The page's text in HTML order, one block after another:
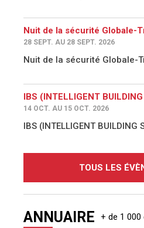
Nuit de la sécurité Globale-
28 SEPT. AU 28 SEPT. 2026
Nuit de la sécurité Globale-
IBS (INTELLIGENT
14 OCT. AU 15 OCT. 2026
IBS (INTELLIGENT BUILDING
TOUS LES
ANNUAIRE